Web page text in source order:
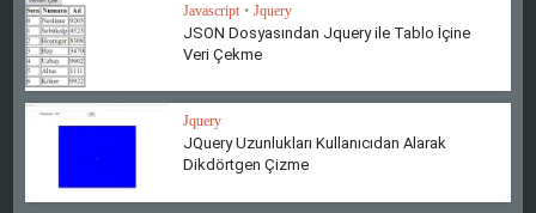
Javascript • Jquery
JSON Dosyasından Jquery ile Tablo İçine
Veri Çekme
Jquery
JQuery Uzunlukları Kullanıcıdan Alarak
Dikdörtgen Çizme